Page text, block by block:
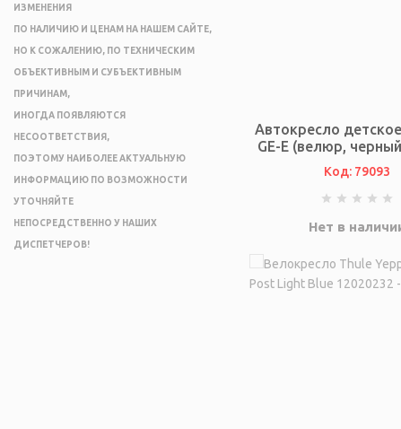
ИЗМЕНЕНИЯ
ПО НАЛИЧИЮ И ЦЕНАМ НА НАШЕМ САЙТЕ,
НО К СОЖАЛЕНИЮ, ПО ТЕХНИЧЕСКИМ
ОБЪЕКТИВНЫМ И СУБЪЕКТИВНЫМ
ПРИЧИНАМ,
ИНОГДА ПОЯВЛЯЮТСЯ
НЕСООТВЕТСТВИЯ,
ПОЭТОМУ НАИБОЛЕЕ АКТУАЛЬНУЮ
ИНФОРМАЦИЮ ПО ВОЗМОЖНОСТИ
УТОЧНЯЙТЕ
НЕПОСРЕДСТВЕННО У НАШИХ
ДИСПЕТЧЕРОВ!
Автокресло
GE-E (велюр,
Код: 79093
Нет в